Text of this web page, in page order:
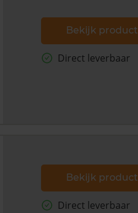
Bekijk product
Direct leverbaar
Bekijk product
Direct leverbaar